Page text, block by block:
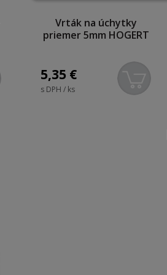
Vrták na úchytky
priemer 5mm HOGERT
5,35 €
s DPH / ks